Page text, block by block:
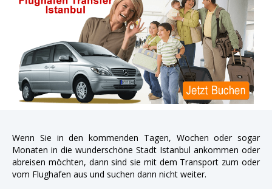
Wenn Sie in den kommenden Tagen, Wochen oder sogar
Monaten in die wunderschöne Stadt Istanbul ankommen oder
abreisen möchten, dann sind sie mit dem Transport zum oder
vom Flughafen aus und suchen dann nicht weiter.